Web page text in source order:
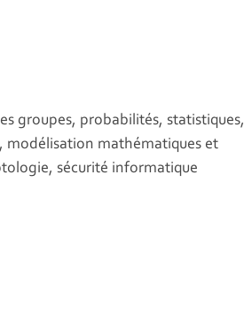
groupes, probabilités, statistiques,
modélisation mathématiques et
sécurité informatique